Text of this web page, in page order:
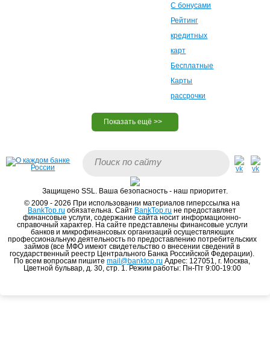
С бонусами
Рейтинг
кредитных
карт
Бесплатные
Карты
рассрочки
Защищено SSL. Ваша безопасность - наш приоритет.
© 2009 - 2026 При использовании материалов гиперссылка на
BankTop.ru обязательна. Сайт BankTop.ru не предоставляет
финансовые услуги, содержание сайта носит информационно-
справочный характер. На сайте представлены финансовые услуги
банков и микрофинансовых организаций осуществляющих
профессиональную деятельность по предоставлению потребительских
займов (все МФО имеют свидетельство о внесении сведений в
государственный реестр Центрального Банка Российской Федерации).
По всем вопросам пишите mail@banktop.ru Адрес: 127051, г. Москва,
Цветной бульвар, д. 30, стр. 1. Режим работы: Пн-Пт 9:00-19:00